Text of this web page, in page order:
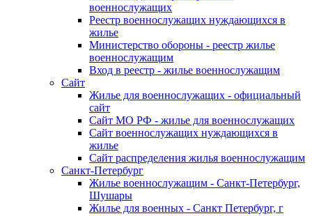
военнослужащих
Реестр военнослужащих нуждающихся в
жилье
Министерство обороны - реестр жилье
военнослужащим
Вход в реестр - жилье военнослужащим
Сайт
Жилье для военнослужащих - официальный
сайт
Сайт МО РФ - жилье для военнослужащих
Сайт военнослужащих нуждающихся в
жилье
Сайт распределения жилья военнослужащим
Санкт-Петербург
Жилье военнослужащим - Санкт-Петербург,
Шушары
Жилье для военных - Санкт Петербург, г